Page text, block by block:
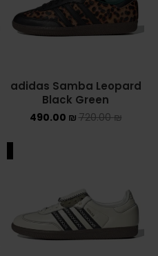
DR MARTENS
NEW BALANCE
NEW BALANCE 1906R
NEW BALANCE 550
NEW BALANCE 9060
adidas Samba Leopard
Black Green
720.00₪
490.00 ₪